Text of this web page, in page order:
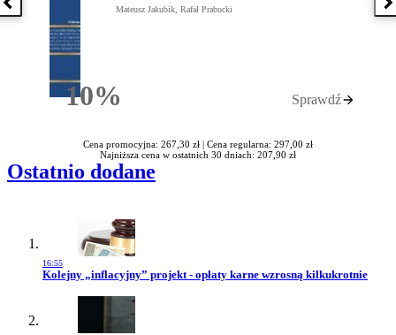
Poprzednia książka
10%Rabatu
Mateusz Jakubik, Rafał Prabucki
Sprawdź
Cena promocyjna: 267,30 zł | Cena regularna: 297,00 zł
Najniższa cena w ostatnich 30 dniach: 207,90 zł
Ostatnio dodane
16:55
Przejdź do artykułu:
Kolejny „inflacyjny” projekt - opłaty karne wzrosną kilkukrotnie